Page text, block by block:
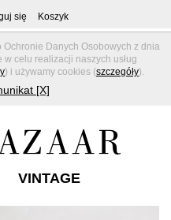
Danych Osobowych z dnia
celu realizacji naszych usług
) i używamy cookies (szczegóły).
[X]
się Koszyk
VINTAGE